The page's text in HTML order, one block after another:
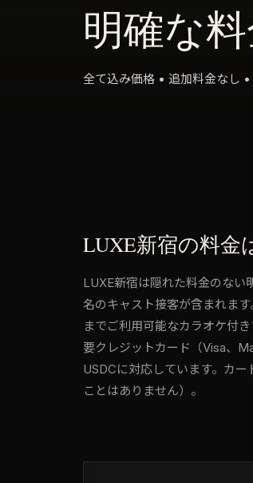
明確な
全て込み価格 • 追加料金なし
LUXE新宿の料金
LUXE新宿は隠れた料金のない
名のキャスト接客が含まれま
までご利用可能なカラオケ付
要クレジットカード（Visa、
USDCに対応しています。カ
ことはありません）。